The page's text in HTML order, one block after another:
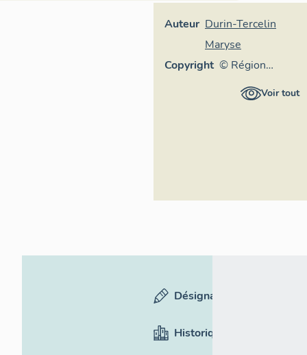
Auteur Durin-Tercelin
Maryse
Copyright © Région
Auvergne-Voir tout
Désignation
Historique